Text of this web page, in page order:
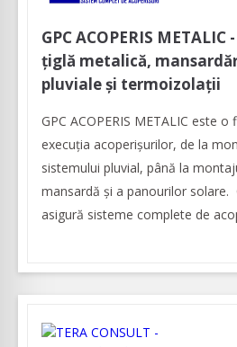
GPC ACOPERIS
țiglă metalică,
pluviale și termoizolații
GPC ACOPERIS METALIC este
execuția acoperișurilor, de la
sistemului pluvial, până la
mansardă și a panourilor solare.
asigură sisteme complete de